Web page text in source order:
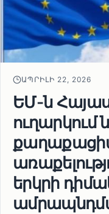
ԱՊՐԻԼԻ 22, 2026
ԵՄ-ն
ուղարկում
երկրի